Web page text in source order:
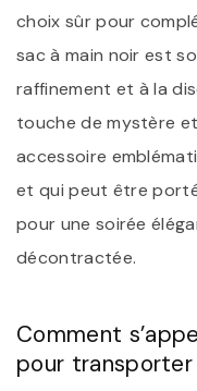
choix sûr pour
sac à main noir est
raffinement et à la
touche de mystère et
accessoire
et qui peut être
pour une soirée
décontractée.
Comment
pour transporter